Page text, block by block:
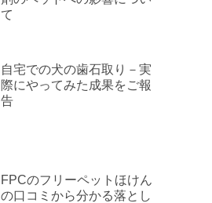
て
自宅での犬の歯石取り－実
際にやってみた成果をご報
告
FPCのフリーペットほけん
の口コミから分かる落とし